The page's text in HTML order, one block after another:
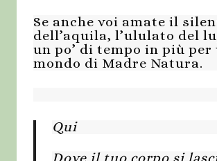
Se anche voi amate il
dell’aquila, l’ululato del
un po’ di tempo in più
mondo di Madre Natura.
Qui